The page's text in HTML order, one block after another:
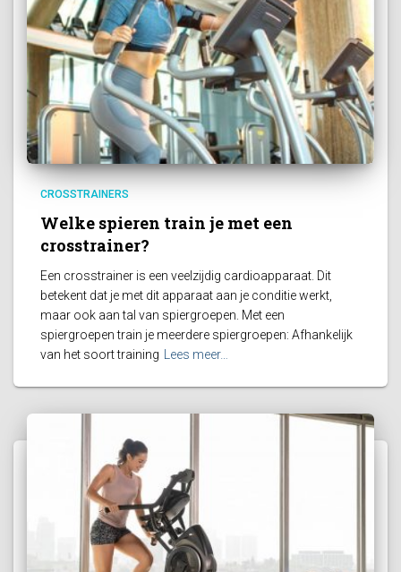
CROSSTRAINERS
Welke spieren train je met een
crosstrainer?
Een crosstrainer is een veelzijdig cardioapparaat. Dit
betekent dat je met dit apparaat aan je conditie werkt,
maar ook aan tal van spiergroepen. Met een
spiergroepen train je meerdere spiergroepen: Afhankelijk
van het soort training
Lees meer…